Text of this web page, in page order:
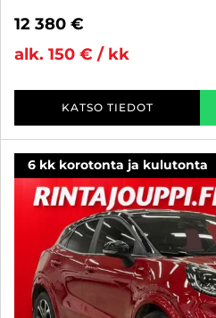
12 380 €
alk. 150 € / kk
KATSO TIEDOT
6 kk korotonta ja kulutonta